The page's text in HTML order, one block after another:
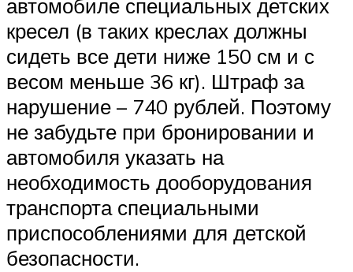
автомобиле специальных детских
кресел (в таких креслах должны
сидеть все дети ниже 150 см и с
весом меньше 36 кг). Штраф за
нарушение – 740 рублей. Поэтому
не забудьте при бронировании и
автомобиля указать на
необходимость дооборудования
транспорта специальными
приспособлениями для детской
безопасности.